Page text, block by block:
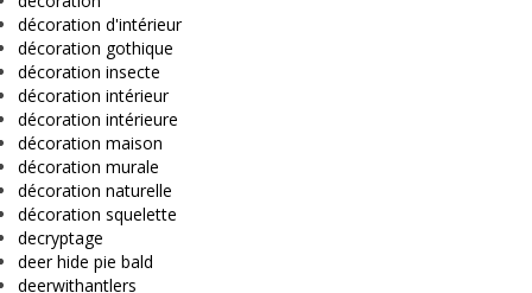
décoration d'intérieur
décoration gothique
décoration insecte
décoration intérieur
décoration intérieure
décoration maison
décoration murale
décoration naturelle
décoration squelette
decryptage
deer hide pie bald
deerwithantlers